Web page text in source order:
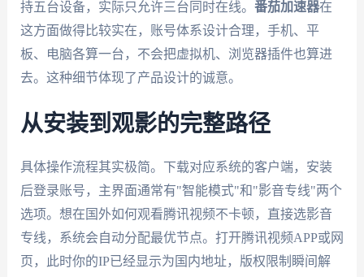
持五台设备，实际只允许三台同时在线。 番茄加速器在
这方面做得比较实在，账号体系设计合理，手机、平
板、电脑各算一台，不会把虚拟机、浏览器插件也算进
去。这种细节体现了产品设计的诚意。
从安装到观影的完整路径
具体操作流程其实极简。下载对应系统的客户端，安装
后登录账号，主界面通常有"智能模式"和"影音专线"两个
选项。想在国外如何观看腾讯视频不卡顿，直接选影音
专线，系统会自动分配最优节点。打开腾讯视频APP或网
页，此时你的IP已经显示为国内地址，版权限制瞬间解